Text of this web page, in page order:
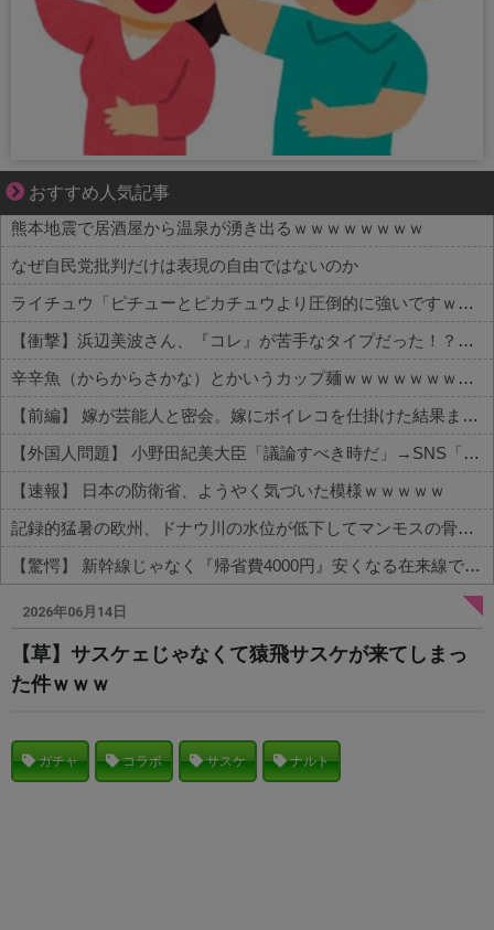
おすすめ人気記事
好青年の片思いが壊れていくまで
熊本地震で居酒屋から温泉が湧き出るｗｗｗｗｗｗｗｗ
なぜ自民党批判だけは表現の自由ではないのか
ライチュウ「ピチューとピカチュウより圧倒的に強いですｗｗｗｗ」←こいつが不人気な理由
【衝撃】浜辺美波さん、『コレ』が苦手なタイプだった！？←お世話してあげたい弱男が大量沸きしてしまうw w w w w w w w w
辛辛魚（からからさかな）とかいうカップ麺ｗｗｗｗｗｗｗｗｗｗ
【前編】 嫁が芸能人と密会。嫁にボイレコを仕掛けた結果まさかの
【外国人問題】 小野田紀美大臣「議論すべき時だ」→SNS「まだ議論もしてなかったんだ...」→小野田大臣「これが進歩状況です」めちゃくちゃ仕事して...
【速報】 日本の防衛省、ようやく気づいた模様ｗｗｗｗｗ
記録的猛暑の欧州、ドナウ川の水位が低下してマンモスの骨や沈没したドイツ軍の戦艦が出現
【驚愕】 新幹線じゃなく『帰省費4000円』安くなる在来線で帰省した結果ｗｗｗｗｗ
Powered by livedoor 相互RSS
2026年06月14日
【草】サスケェじゃなくて猿飛サスケが来てしまっ
た件ｗｗｗ
ガチャ コラボ サスケ ナルト